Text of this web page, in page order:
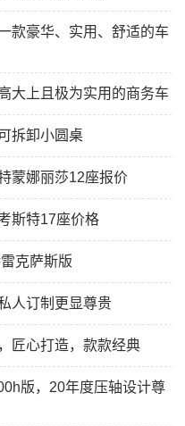
款豪华、实用、舒适的车
大上且极为实用的商务车
拆卸小圆桌
蒙娜丽莎12座报价
斯特17座价格
克萨斯版
人订制更显尊贵
匠心打造，款款经典
版，20年度压轴设计尊